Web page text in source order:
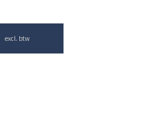
excl. btw